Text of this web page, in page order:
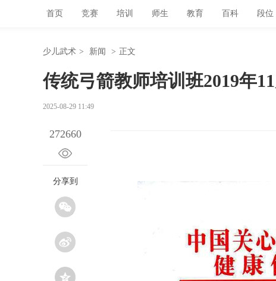
首页 竞赛 培训 师生 教育 百科 段位
少儿武术 > 新闻 > 正文
传统弓箭教师培训班2019年
2025-08-29 11:49
272660
分享到